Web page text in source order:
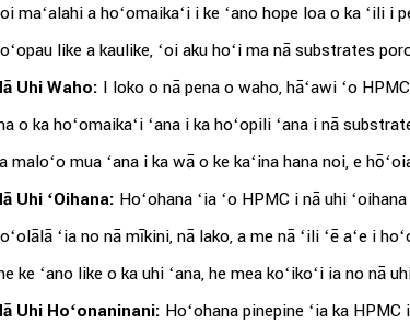
maʻalahi a hoʻomaikaʻi i ke ʻano hope loa o ka ʻili i
like a kaulike, ʻoi aku hoʻi ma nā substrates
Uhi Waho: I loko o nā pena o waho, hāʻawi ʻo
o ka hoʻomaikaʻi ʻana i ka hoʻopili ʻana i nā
maloʻo mua ʻana i ka wā o ke kaʻina hana noi, e
Uhi ʻOihana: Hoʻohana ʻia ʻo HPMC i nā uhi
ʻia no nā mīkini, nā lako, a me nā ʻili ʻē aʻe i
ke ʻano like o ka uhi ʻana, he mea koʻikoʻi ia no nā
Uhi Hoʻonaninani: Hoʻohana pinepine ʻia ka